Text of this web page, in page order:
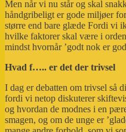
Men når vi nu står og skal
håndgribeligt er gode miljøer
større end bare glæde Fordi vi
hvilke faktorer skal være i
mindst hvornår ’godt nok er
Hvad f….. er det der trivsel
I dag er debatten om trivsel så
fordi vi netop diskuterer
og hvordan de modnes i en
smagen, og om de unge er